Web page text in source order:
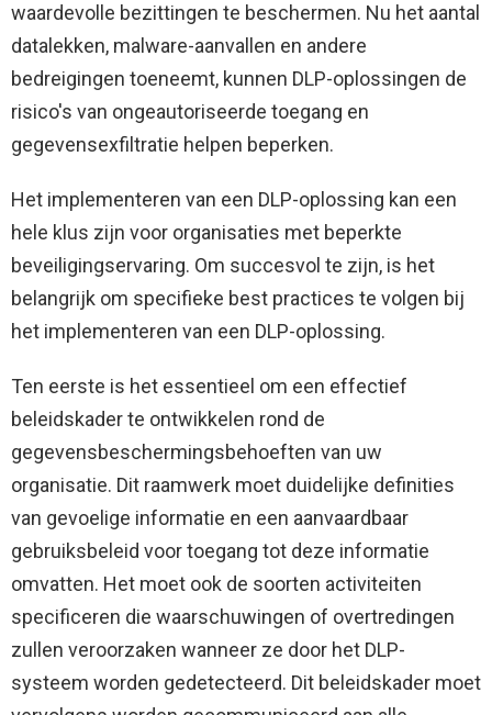
waardevolle bezittingen te beschermen. Nu het aantal
datalekken, malware-aanvallen en andere
bedreigingen toeneemt, kunnen DLP-oplossingen de
risico's van ongeautoriseerde toegang en
gegevensexfiltratie helpen beperken.
Het implementeren van een DLP-oplossing kan een
hele klus zijn voor organisaties met beperkte
beveiligingservaring. Om succesvol te zijn, is het
belangrijk om specifieke best practices te volgen bij
het implementeren van een DLP-oplossing.
Ten eerste is het essentieel om een ​​effectief
beleidskader te ontwikkelen rond de
gegevensbeschermingsbehoeften van uw
organisatie. Dit raamwerk moet duidelijke definities
van gevoelige informatie en een aanvaardbaar
gebruiksbeleid voor toegang tot deze informatie
omvatten. Het moet ook de soorten activiteiten
specificeren die waarschuwingen of overtredingen
zullen veroorzaken wanneer ze door het DLP-
systeem worden gedetecteerd. Dit beleidskader moet